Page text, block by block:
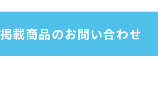
掲載商品のお問い合わせ